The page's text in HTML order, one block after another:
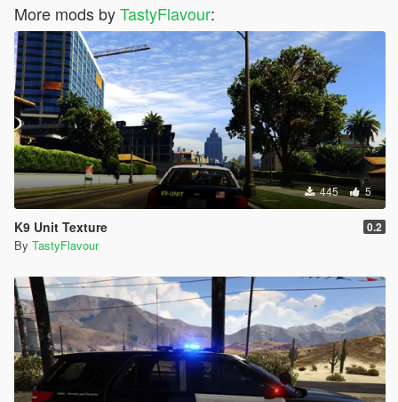
More mods byTastyFlavour:
445 5
K9 Unit Texture 0.2
By TastyFlavour